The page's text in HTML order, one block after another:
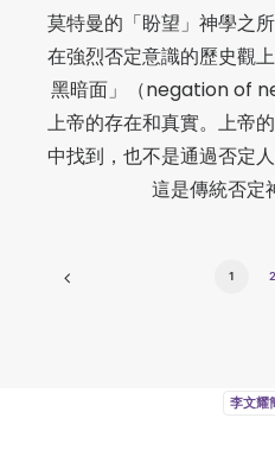
莫特曼的「盼望」神學之
在強烈否定意識的歷史觀
黑暗面」（negation of
上帝的存在和真實。上帝
中找到，也不是通過否定
這是傳統否定
1 2
李文耀